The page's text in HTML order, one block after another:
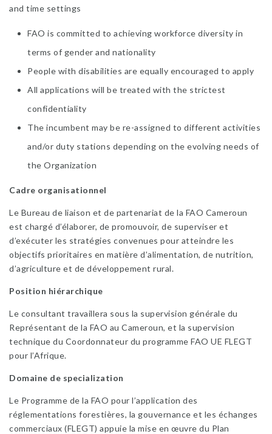
and time settings
FAO is committed to achieving workforce diversity in
terms of gender and nationality
People with disabilities are equally encouraged to apply
All applications will be treated with the strictest
confidentiality
The incumbent may be re-assigned to different activities
and/or duty stations depending on the evolving needs of
the Organization
Cadre organisationnel
Le Bureau de liaison et de partenariat de la FAO Cameroun
est chargé d’élaborer, de promouvoir, de superviser et
d’exécuter les stratégies convenues pour atteindre les
objectifs prioritaires en matière d’alimentation, de nutrition,
d’agriculture et de développement rural.
Position hiérarchique
Le consultant travaillera sous la supervision générale du
Représentant de la FAO au Cameroun, et la supervision
technique du Coordonnateur du programme FAO UE FLEGT
pour l’Afrique.
Domaine de specialization
Le Programme de la FAO pour l’application des
réglementations forestières, la gouvernance et les échanges
commerciaux (FLEGT) appuie la mise en œuvre du Plan